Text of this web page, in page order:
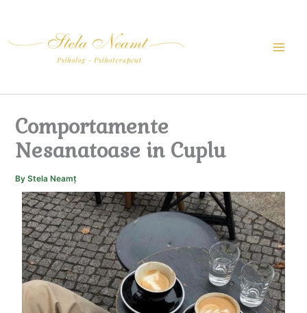
content
Comportamente
Nesanatoase in Cuplu
ByStela Neamț